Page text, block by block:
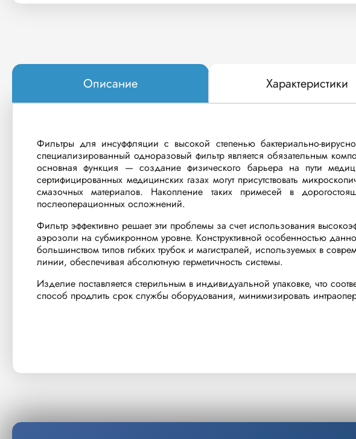
Описание Характеристики
Фильтры для инсуффляции с высокой степенью бактериально-
специализированный одноразовый фильтр является обязательным
основная функция — создание физического барьера на пути
сертифицированных медицинских газах могут присутствовать
смазочных материалов. Накопление таких примесей в
послеоперационных осложнений.
Фильтр эффективно решает эти проблемы за счет использования
аэрозоли на субмикронном уровне. Конструктивной особенностью
большинством типов гибких трубок и магистралей, используемых в
линии, обеспечивая абсолютную герметичность системы.
Изделие поставляется стерильным в индивидуальной упаковке, что
способ продлить срок службы оборудования, минимизировать